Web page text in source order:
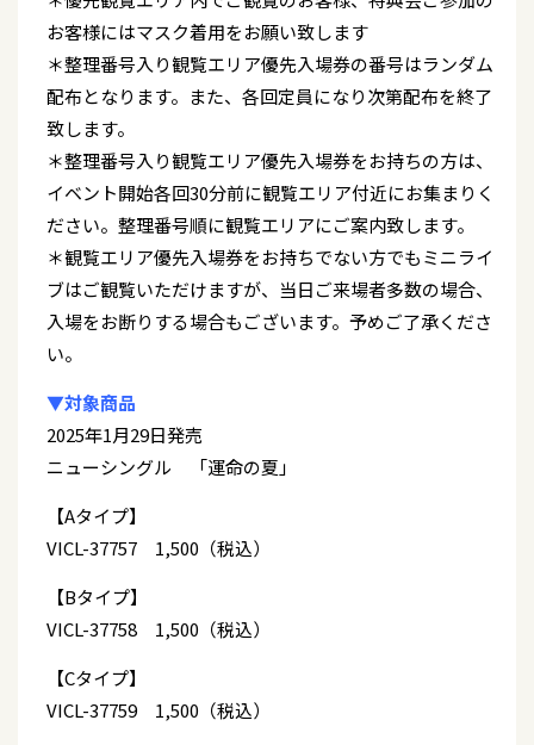
お客様にはマスク着用をお願い致します
＊整理番号入り観覧エリア優先入場券の番号はランダム
配布となります。また、各回定員になり次第配布を終了
致します。
＊整理番号入り観覧エリア優先入場券をお持ちの方は、
イベント開始各回30分前に観覧エリア付近にお集まりく
ださい。整理番号順に観覧エリアにご案内致します。
＊観覧エリア優先入場券をお持ちでない方でもミニライ
ブはご観覧いただけますが、当日ご来場者多数の場合、
入場をお断りする場合もございます。予めご了承くださ
い。
▼対象商品
2025年1月29日発売
ニューシングル 「運命の夏」
【Aタイプ】
VICL-37757 1,500（税込）
【Bタイプ】
VICL-37758 1,500（税込）
【Cタイプ】
VICL-37759 1,500（税込）